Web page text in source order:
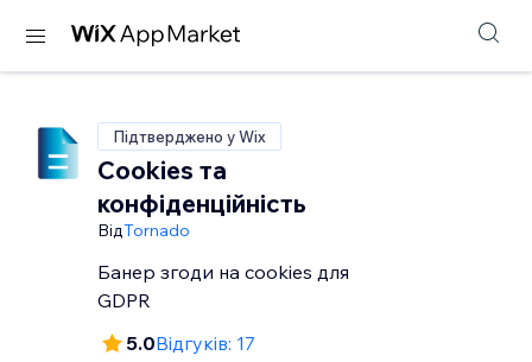
Підтверджено у Wix
Cookies та
конфіденційність
ВідTornado
Банер згоди на cookies для
GDPR
5.0Відгуків: 17